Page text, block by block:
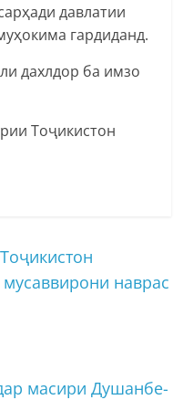
давлатии
гардиданд.
дахлдор ба имзо
Тоҷикистон
наврас
масири Душанбе-